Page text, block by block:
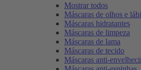
Mostrar todos
Máscaras de olhos e
Máscaras hidratantes
Máscaras de limpeza
Máscaras de lama
Máscaras de tecido
Máscaras anti-